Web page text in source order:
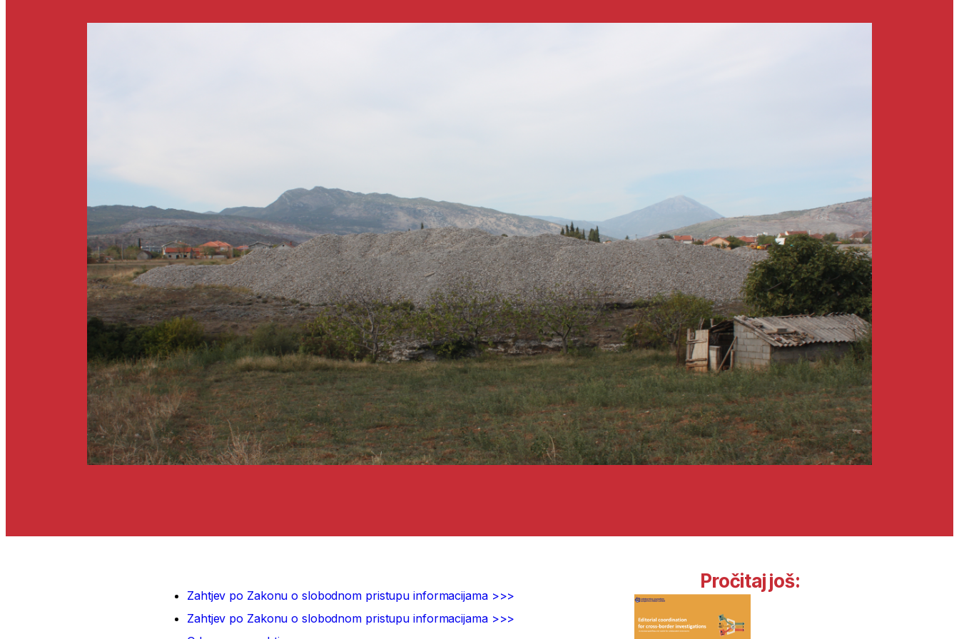
Zahtjev po Zakonu o slobodnom pristupu informacijama >>>
Zahtjev po Zakonu o slobodnom pristupu informacijama >>>
Pročitaj još: